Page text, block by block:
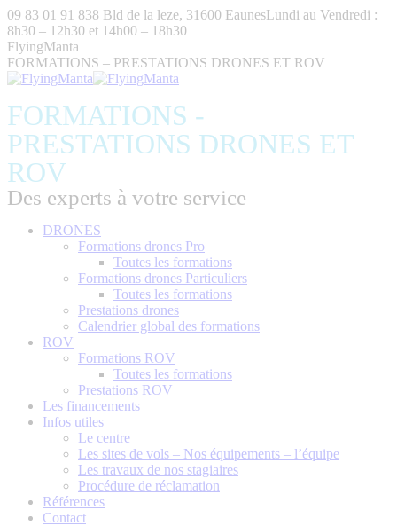
Aller
au
contenu
09 83 01 91 838 Bld de la leze, 31600 EaunesLundi au Vendredi :
8h30 – 12h30 et 14h00 – 18h30
FlyingManta
FORMATIONS – PRESTATIONS DRONES ET ROV
FORMATIONS -
PRESTATIONS DRONES ET
ROV
Des experts à votre service
DRONES
Formations drones Pro
Toutes les formations
Formations drones Particuliers
Toutes les formations
Prestations drones
Calendrier global des formations
ROV
Formations ROV
Toutes les formations
Prestations ROV
Les financements
Infos utiles
Le centre
Les sites de vols – Nos équipements – l’équipe
Les travaux de nos stagiaires
Procédure de réclamation
Références
Contact